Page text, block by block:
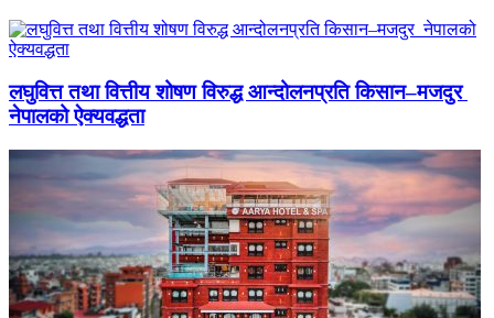
लघुवित्त तथा वित्तीय शोषण विरुद्ध आन्दोलनप्रति किसान–मजदुर
नेपालको ऐक्यवद्धता